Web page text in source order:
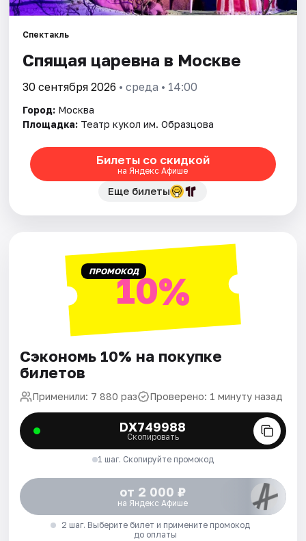
Города
Площадки
Рейтинги
Спектакль
Спящая царевна в Москве
30 сентября 2026 • среда • 14:00
Город: Москва
Площадка: Театр кукол им. Образцова
Билеты со скидкой
на Яндекс Афише
Еще билеты
ПРОМОКОД10%
Сэкономь 10% на покупке
билетов
Применили: 7 880 раз Проверено: 1 минуту назад
DX749988
Скопировать
1 шаг. Скопируйте промокод
от 2 000 ₽
на Яндекс Афише
2 шаг. Выберите билет и примените промокод
до оплаты